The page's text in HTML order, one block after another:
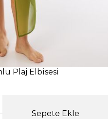
Plaj Elbisesi
Sepete Ekle